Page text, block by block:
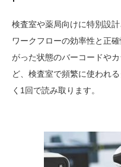
検査室や薬局向けに特別設
ワークフローの効率性と正
がった状態のバーコードや
ど、検査室で頻繁に使われ
く1回で読み取ります。